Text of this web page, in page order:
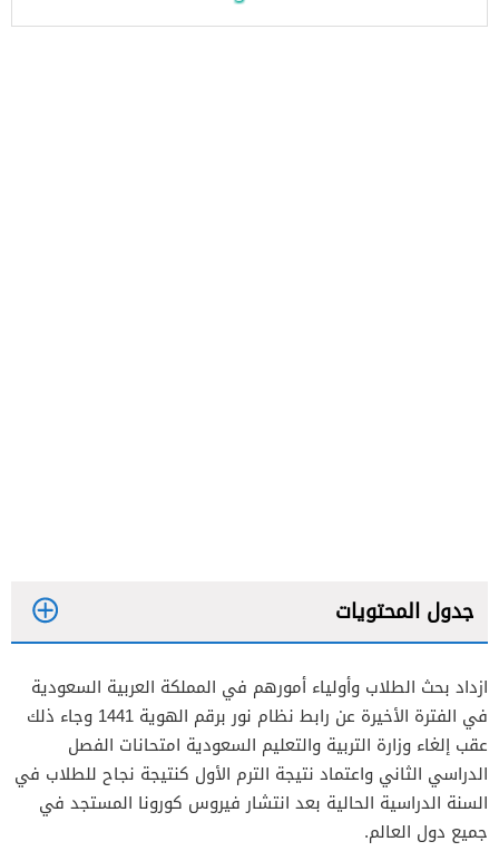
جدول المحتويات
ازداد بحث الطلاب وأولياء أمورهم في المملكة العربية السعودية
في الفترة الأخيرة عن رابط نظام نور برقم الهوية 1441 وجاء ذلك
عقب إلغاء وزارة التربية والتعليم السعودية امتحانات الفصل
الدراسي الثاني واعتماد نتيجة الترم الأول كنتيجة نجاح للطلاب في
السنة الدراسية الحالية بعد انتشار فيروس كورونا المستجد في
جميع دول العالم.